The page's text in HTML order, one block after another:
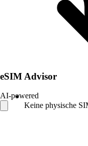
Keine physische
eSIM Advisor
AI-powered